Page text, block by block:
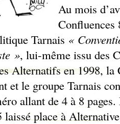
Au mois
Confluences
Tarnais «
», lui-même issu des
Alternatifs en 1998, la
et le groupe Tarnais
allant de 4 à 8
laissé place à